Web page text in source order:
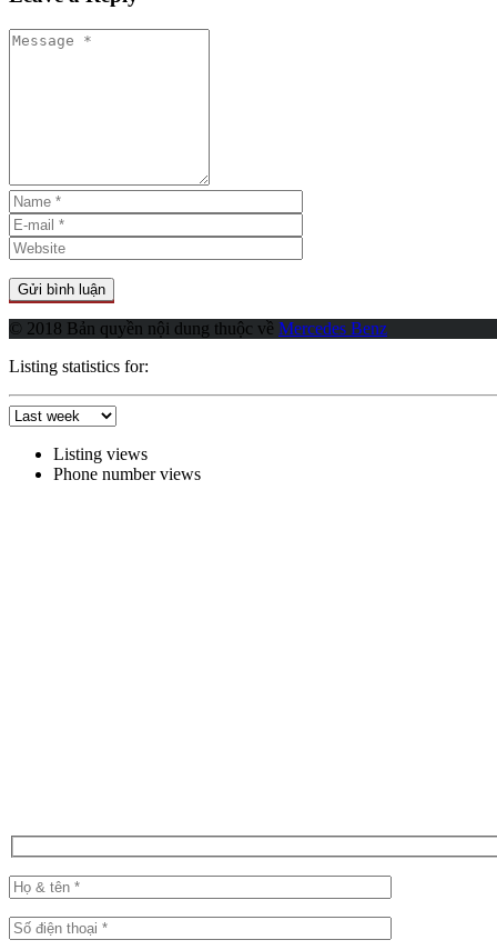
© 2018 Bản quyền nội dung thuộc về Mercedes Benz
Listing statistics for:
Listing views
Phone number views